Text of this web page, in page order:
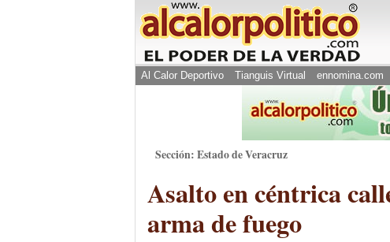
Al Calor Deportivo Tianguis Virtual ennomina.com
Sección: Estado de Veracruz
Asalto en céntrica
arma de fuego